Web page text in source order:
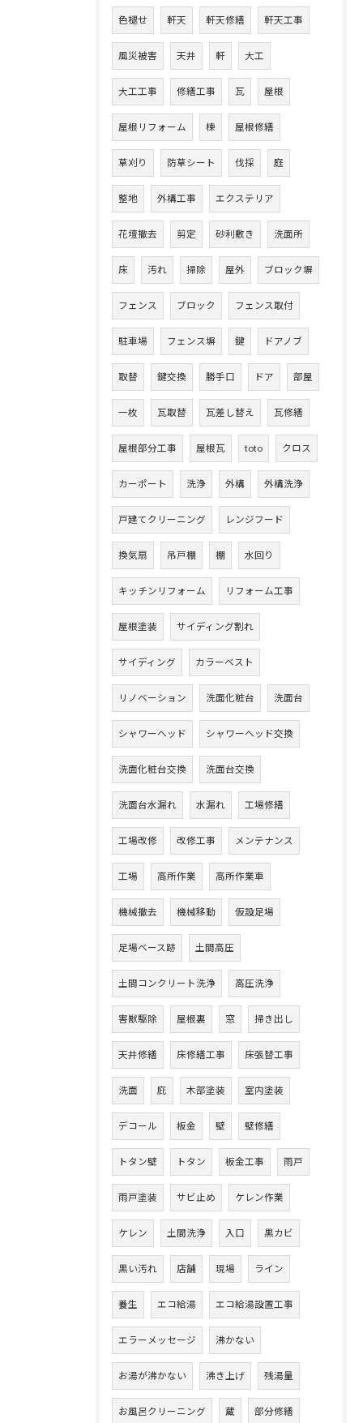
色褪せ 軒天 軒天修繕 軒天工事
風災被害 天井 軒 大工
大工工事 修繕工事 瓦 屋根
屋根リフォーム 棟 屋根修繕
草刈り 防草シート 伐採 庭
整地 外構工事 エクステリア
花壇撤去 剪定 砂利敷き 洗面所
床 汚れ 掃除 屋外 ブロック塀
フェンス ブロック フェンス取付
駐車場 フェンス塀 鍵 ドアノブ
取替 鍵交換 勝手口 ドア 部屋
一枚 瓦取替 瓦差し替え 瓦修繕
屋根部分工事 屋根瓦 toto クロス
カーポート 洗浄 外構 外構洗浄
戸建てクリーニング レンジフード
換気扇 吊戸棚 棚 水回り
キッチンリフォーム リフォーム工事
屋根塗装 サイディング割れ
サイディング カラーベスト
リノベーション 洗面化粧台 洗面台
シャワーヘッド シャワーヘッド交換
洗面化粧台交換 洗面台交換
洗面台水漏れ 水漏れ 工場修繕
工場改修 改修工事 メンテナンス
工場 高所作業 高所作業車
機械撤去 機械移動 仮設足場
足場ベース跡 土間高圧
土間コンクリート洗浄 高圧洗浄
害獣駆除 屋根裏 窓 掃き出し
天井修繕 床修繕工事 床張替工事
洗面 庇 木部塗装 室内塗装
デコール 板金 壁 壁修繕
トタン壁 トタン 板金工事 雨戸
雨戸塗装 サビ止め ケレン作業
ケレン 土間洗浄 入口 黒カビ
黒い汚れ 店舗 現場 ライン
養生 エコ給湯 エコ給湯設置工事
エラーメッセージ 沸かない
お湯が沸かない 沸き上げ 残湯量
お風呂クリーニング 蔵 部分修繕